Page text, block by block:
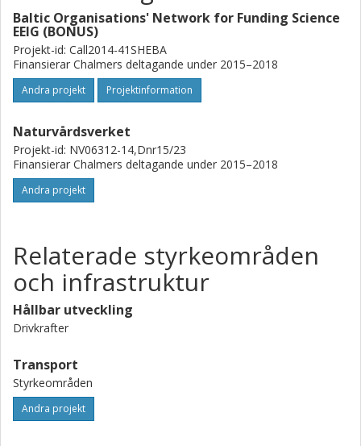
Baltic Organisations' Network for Funding Science
EEIG (BONUS)
Projekt-id: Call2014-41SHEBA
Finansierar Chalmers deltagande under 2015–2018
Andra projekt Projektinformation
Naturvårdsverket
Projekt-id: NV06312-14,Dnr15/23
Finansierar Chalmers deltagande under 2015–2018
Andra projekt
Relaterade styrkeområden
och infrastruktur
Hållbar utveckling
Drivkrafter
Transport
Styrkeområden
Andra projekt